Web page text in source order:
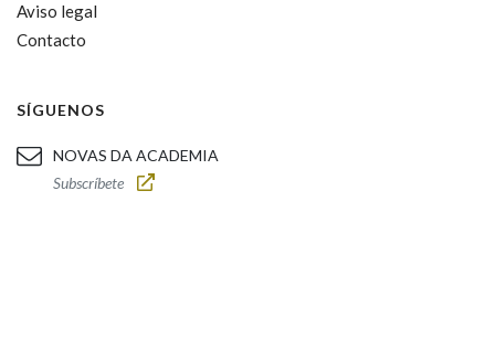
Aviso legal
Contacto
SÍGUENOS
NOVAS DA ACADEMIA
Subscríbete